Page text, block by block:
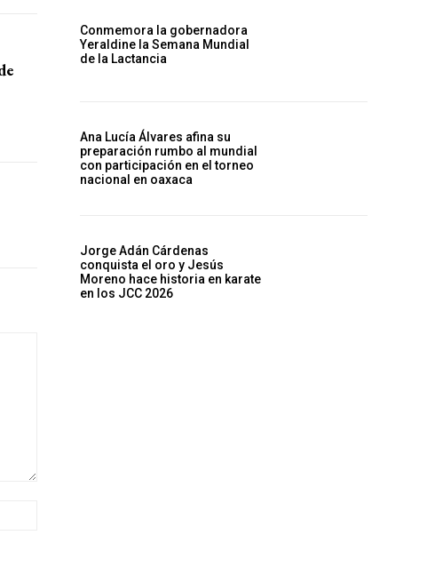
Conmemora la gobernadora
Yeraldine la Semana Mundial
de la Lactancia
Ana Lucía Álvares afina su
preparación rumbo al mundial
con participación en el torneo
nacional en oaxaca
Jorge Adán Cárdenas
conquista el oro y Jesús
Moreno hace historia en karate
en los JCC 2026